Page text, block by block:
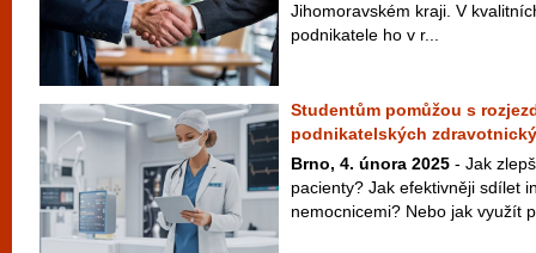
Jihomoravském kraji. V
podnikatele ho v r...
Studentům pomůžou s
podnikatelských
Brno, 4. února 2025 - Jak
pacienty? Jak efektivněji sdílet
nemocnicemi? Nebo jak využít